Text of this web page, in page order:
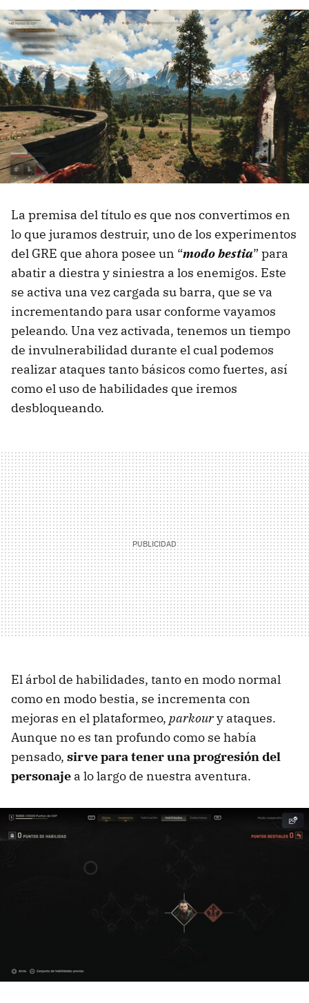
La premisa del título es que nos convertimos en
lo que juramos destruir, uno de los experimentos
del GRE que ahora posee un “modo bestia” para
abatir a diestra y siniestra a los enemigos. Este
se activa una vez cargada su barra, que se va
incrementando para usar conforme vayamos
peleando. Una vez activada, tenemos un tiempo
de invulnerabilidad durante el cual podemos
realizar ataques tanto básicos como fuertes, así
como el uso de habilidades que iremos
desbloqueando.
El árbol de habilidades, tanto en modo normal
como en modo bestia, se incrementa con
mejoras en el plataformeo, parkoury ataques.
Aunque no es tan profundo como se había
pensado, sirve para tener una progresión del
personaje a lo largo de nuestra aventura.